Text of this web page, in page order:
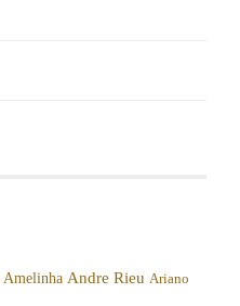
Amelinha Andre Rieu Ariano